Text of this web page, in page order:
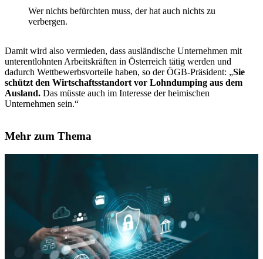
Wer nichts befürchten muss, der hat auch nichts zu
verbergen.
Damit wird also vermieden, dass ausländische Unternehmen mit
unterentlohnten Arbeitskräften in Österreich tätig werden und
dadurch Wettbewerbsvorteile haben, so der ÖGB-Präsident: „Sie
schützt den Wirtschaftsstandort vor Lohndumping aus dem
Ausland. Das müsste auch im Interesse der heimischen
Unternehmen sein.“
Mehr zum Thema